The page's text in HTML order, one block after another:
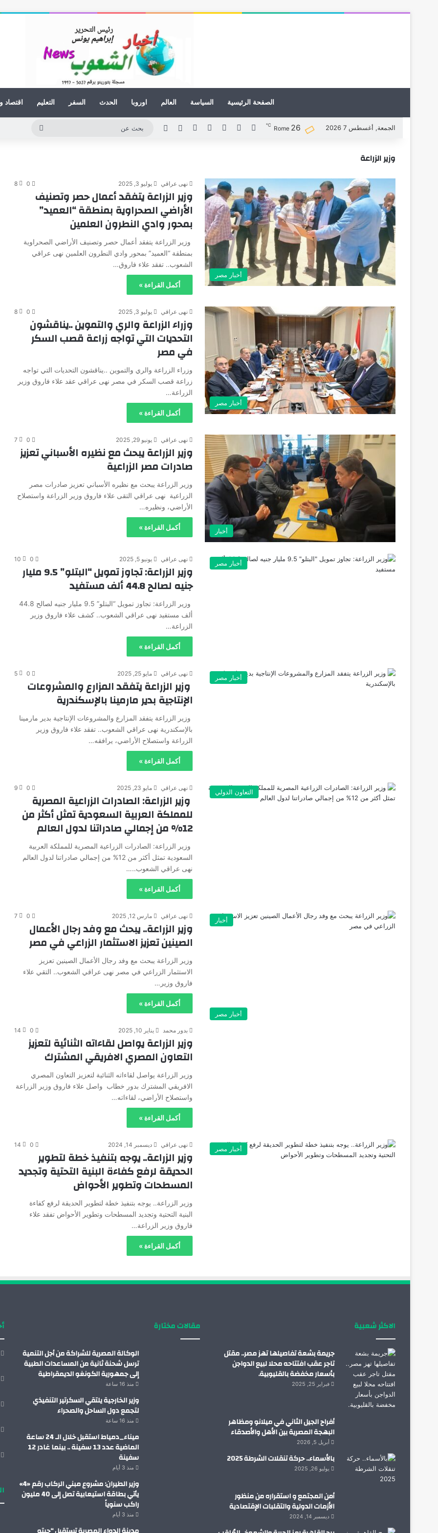
الصفحة الرئيسية السياسة العالم اوروبا الحدث السفر التعليم اقتصاد
الجمعة, أغسطس 7 2026 Rome 26
℃ فيسبوك لينكدإنيوتيوب انستقراممقال عشوائي
الوضع المظلم
وزير الزراعة
أخبار مصر
نهى عراقي يوليو 3, 2025 0
8
وزير الزراعة يتفقد أعمال حصر وتصنيف
الأراضي الصحراوية بمنطقة “العميد”
بمحور وادي النطرون العلمين
وزير الزراعة يتفقد أعمال حصر وتصنيف الأراضي الصحراوية
بمنطقة “العميد” بمحور وادي النطرون العلمين نهى عراقي
الشعوب.. تفقد علاء فاروق…
أكمل القراءة »
أخبار مصر
نهى عراقي يوليو 3, 2025 0
8
وزراء الزراعة والري والتموين ..يناقشون
التحديات التي تواجه زراعة قصب السكر
في مصر
وزراء الزراعة والري والتموين ..يناقشون التحديات التي تواجه
زراعة قصب السكر في مصر نهى عراقي عقد علاء فاروق وزير
الزراعة…
أكمل القراءة »
أخبار
نهى عراقي يونيو 29, 2025 0
7
وزير الزراعة يبحث مع نظيره الأسباني تعزيز
صادرات مصر الزراعية
وزير الزراعة يبحث مع نظيره الأسباني تعزيز صادرات مصر
الزراعية نهى عراقي التقى علاء فاروق وزير الزراعة واستصلاح
الأراضي، ونظيره…
أكمل القراءة »
أخبار مصر
نهى عراقي يونيو 5, 2025 0
10
وزير الزراعة: تجاوز تمويل “البتلو” 9.5 مليار
جنيه لصالح 44.8 ألف مستفيد
وزير الزراعة: تجاوز تمويل “البتلو” 9.5 مليار جنيه لصالح 44.8
ألف مستفيد نهى عراقي الشعوب.. كشف علاء فاروق وزير
الزراعة…
أكمل القراءة »
أخبار مصر
نهى عراقي مايو 25, 2025 0
5
وزير الزراعة يتفقد المزارع والمشروعات
الإنتاجية بدير مارمينا بالإسكندرية
وزير الزراعة يتفقد المزارع والمشروعات الإنتاجية بدير مارمينا
بالإسكندرية نهى عراقي الشعوب.. تفقد علاء فاروق وزير
الزراعة واستصلاح الأراضي، يرافقه…
أكمل القراءة »
التعاون الدولي
نهى عراقي مايو 23, 2025 0
9
وزير الزراعة: الصادرات الزراعية المصرية
للمملكة العربية السعودية تمثل أكثر من
12% من إجمالي صادراتنا لدول العالم
وزير الزراعة: الصادرات الزراعية المصرية للمملكة العربية
السعودية تمثل أكثر من 12% من إجمالي صادراتنا لدول العالم
نهى عراقي الشعوب..…
أكمل القراءة »
أخبار
نهى عراقي مارس 12, 2025 0
7
وزير الزراعة.. يبحث مع وفد رجال الأعمال
الصينين تعزيز الاستثمار الزراعي في مصر
وزير الزراعة يبحث مع وفد رجال الأعمال الصينين تعزيز
الاستثمار الزراعي في مصر نهى عراقي الشعوب.. التقي علاء
فاروق وزير…
أكمل القراءة »
أخبار مصر
بدور محمد يناير 10, 2025 0
14
وزير الزراعة يواصل لقاءاته الثنائية لتعزيز
التعاون المصري الافريقي المشترك
وزير الزراعة يواصل لقاءاته الثنائية لتعزيز التعاون المصري
الافريقي المشترك بدور خطاب واصل علاء فاروق وزير الزراعة
واستصلاح الأراضي، لقاءاته…
أكمل القراءة »
أخبار مصر
نهى عراقي ديسمبر 14, 2024 0
14
وزير الزراعة.. يوجه بتنفيذ خطة لتطوير
الحديقة لرفع كفاءة البنية التحتية وتجديد
المسطحات وتطوير الأحواض
وزير الزراعة.. يوجه بتنفيذ خطة لتطوير الحديقة لرفع كفاءة
البنية التحتية وتجديد المسطحات وتطوير الأحواض تفقد علاء
فاروق وزير الزراعة…
أكمل القراءة »
الاكثر شعبية
جريمة بشعة تفاصيلها تهز مصر.. مقتل
تاجر عقب افتتاحه محلا لبيع الدواجن
بأسعار مخفضة بالقليوبية.
فبراير 25, 2025
أفراح الجيل الثاني في ميلانو ومظاهر
البهجة المصرية بين الأهل والأصدقاء
أبريل 5, 2026
بالأسماء.. حركة تنقلات الشرطة 2025
يوليو 26, 2025
أمن المجتمع و استقراره من منظور
الأزمات الدولية والتقلبات الإقتصادية
ديسمبر 14, 2024
مقالات مختارة
الوكالة المصرية للشراكة من أجل التنمية
ترسل شحنة ثانية من المساعدات الطبية
إلى جمهورية الكونغو الديمقراطية
منذ 16 ساعة
وزير الخارجية يلتقي السكرتير التنفيذي
لتجمع دول الساحل والصحراء
منذ 16 ساعة
ميناء_دمياط استقبل خلال الـ 24 ساعة
الماضية عدد 13 سفينة .. بينما غادر 12
سفينة
منذ 3 أيام
وزير الطيران: مشروع مبني الركاب رقم «4»
يأتي بطاقة استيعابية تصل إلى 40 مليون
راكب سنوياً
منذ 3 أيام